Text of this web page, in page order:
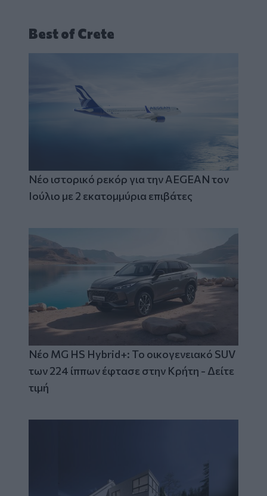
Best of Crete
Νέο ιστορικό ρεκόρ για την AEGEAN τον
Ιούλιο με 2 εκατομμύρια επιβάτες
Νέο MG HS Hybrid+: Το οικογενειακό SUV
των 224 ίππων έφτασε στην Κρήτη - Δείτε
τιμή